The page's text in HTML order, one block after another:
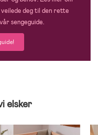
deg til den rette
sengeguide.
elsker